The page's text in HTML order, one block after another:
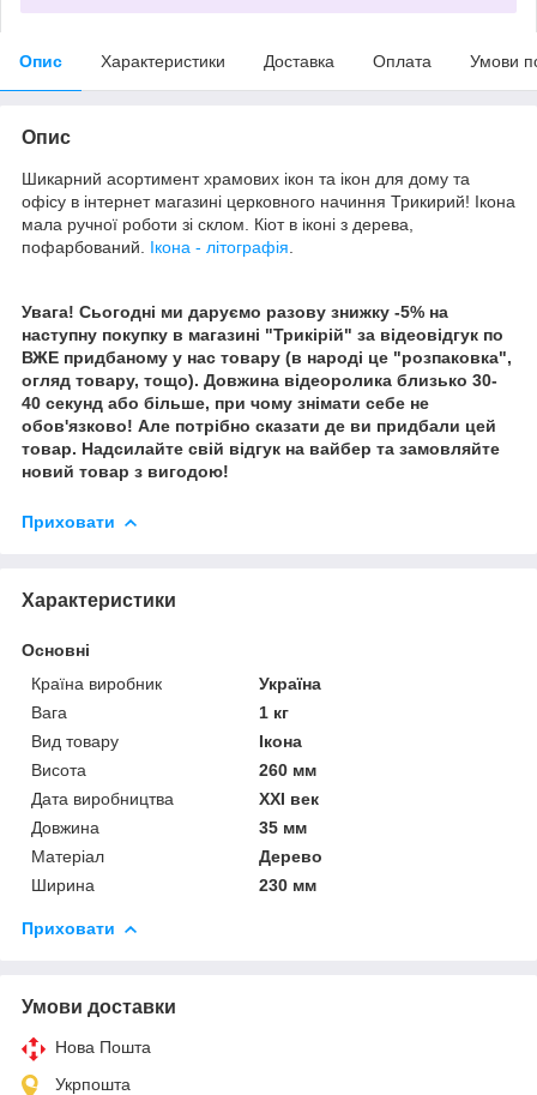
Опис Характеристики Доставка Оплата Умови
Опис
Шикарний асортимент храмових ікон та ікон для дому та
офісу в інтернет магазині церковного начиння Трикирий! Ікона
мала ручної роботи зі склом. Кіот в іконі з дерева,
пофарбований. Ікона - літографія
Увага! Сьогодні ми даруємо разову знижку -5% на
наступну покупку в магазині "Трикірій" за відеовідгук по
ВЖЕ придбаному у нас товару (в народі це "розпаковка",
огляд товару, тощо). Довжина відеоролика близько 30-
40 секунд або більше, при чому знімати себе не
обов'язково! Але потрібно сказати де ви придбали цей
товар. Надсилайте свій відгук на вайбер та замовляйте
новий товар з вигодою!
Приховати
Характеристики
Основні
Країна виробник
Україна
Вага
1 кг
Вид товару
Ікона
Висота
260 мм
Дата виробництва
XXI век
Довжина
35 мм
Матеріал
Дерево
Ширина
230 мм
Приховати
Умови доставки
Нова Пошта
Укрпошта